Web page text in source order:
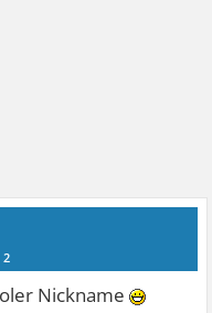
2
Nickname